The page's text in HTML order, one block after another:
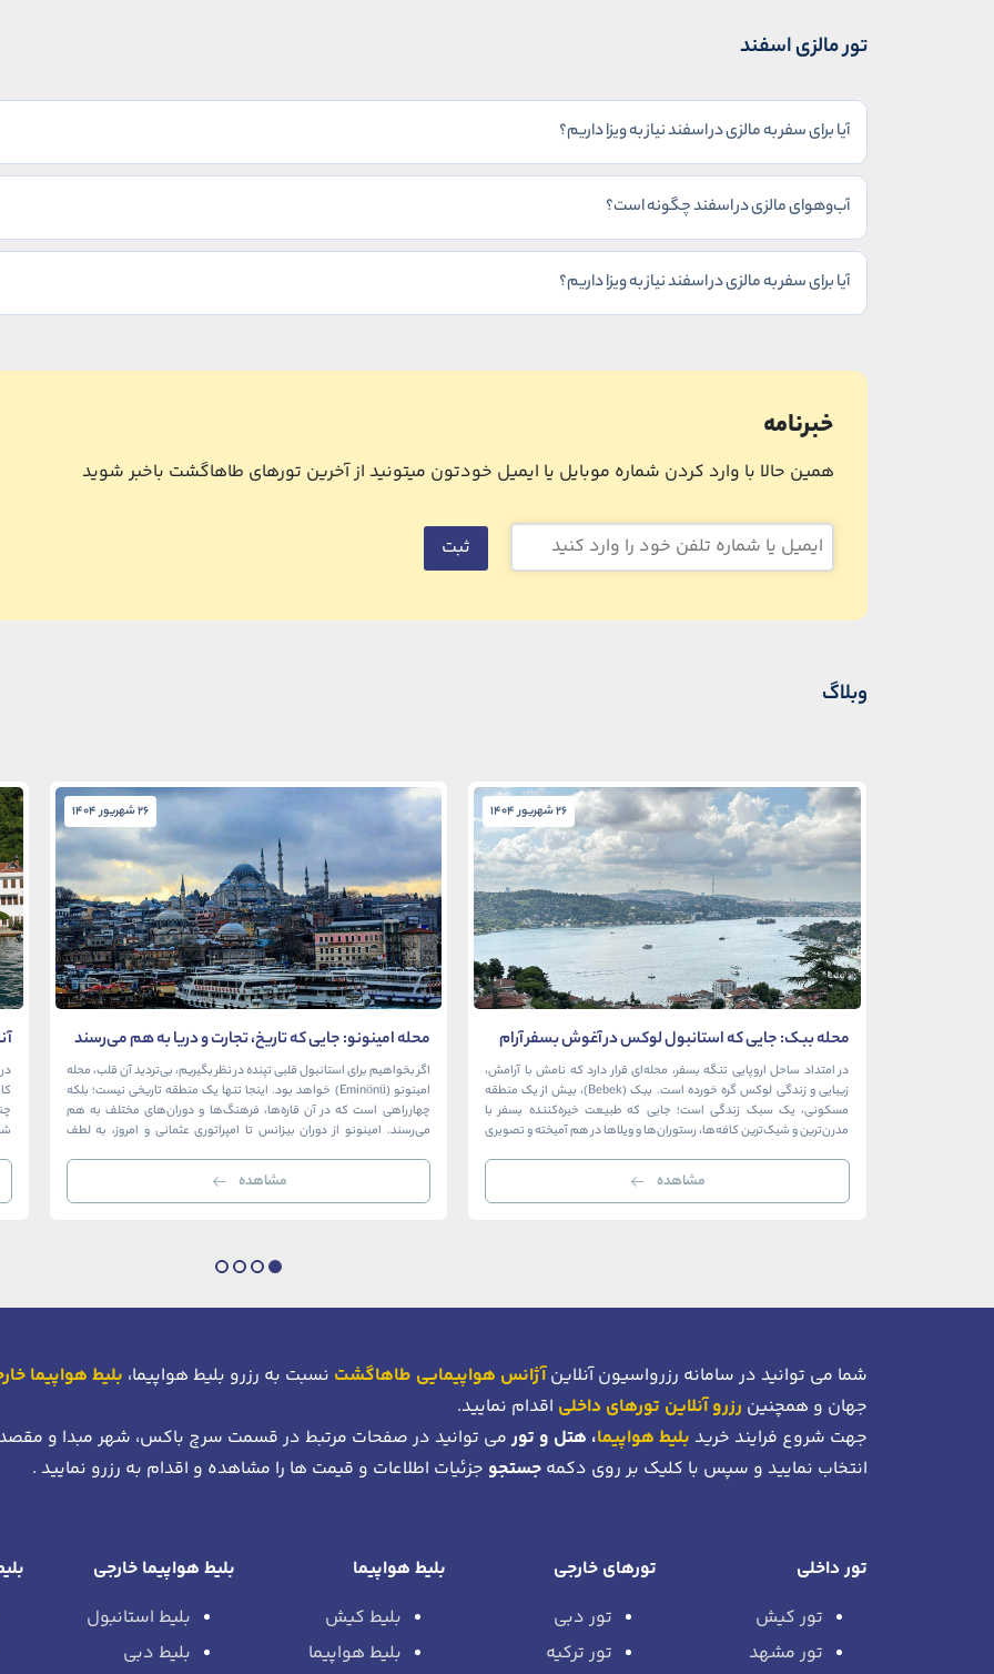
تور مالزی اسفند
آیا برای سفر به مالزی در اسفند نیاز به ویزا داریم؟
آب‌وهوای مالزی در اسفند چگونه است؟
آیا برای سفر به مالزی در اسفند نیاز به ویزا داریم؟
خبرنامه
همین حالا با وارد کردن شماره موبایل یا ایمیل خودتون میتونید از آخرین تورهای طاهاگشت باخبر شوید
ثبت
وبلاگ
26 شهریور 1404
محله ببک: جایی که استانبول لوکس در آغوش بسفر آرام
می‌گیرد
در امتداد ساحل اروپایی تنگه بسفر، محله‌ای قرار دارد که نامش با آرامش،
زیبایی و زندگی لوکس گره خورده است. ببک (Bebek)، بیش از یک منطقه
مسکونی، یک سبک زندگی است؛ جایی که طبیعت خیره‌کننده بسفر با
مدرن‌ترین و شیک‌ترین کافه‌ها، رستوران‌ها و ویلاها در هم آمیخته و تصویری
مشاهده
26 شهریور 1404
محله امینونو: جایی که تاریخ، تجارت و دریا به هم می‌رسند
اگر بخواهیم برای استانبول قلبی تپنده در نظر بگیریم، بی‌تردید آن قلب، محله
امینونو (Eminönü) خواهد بود. اینجا تنها یک منطقه تاریخی نیست؛ بلکه
چهارراهی است که در آن قاره‌ها، فرهنگ‌ها و دوران‌های مختلف به هم
می‌رسند. امینونو از دوران بیزانس تا امپراتوری عثمانی و امروز، به لطف
مشاهده
شما می توانید در سامانه رزرواسیون آنلاینآژانس هواپیمایی طاهاگشت نسبت به رزرو بلیط هواپیما، بلیط هواپیما
جهان و همچنین رزرو آنلاین تورهای داخلی اقدام نمایید.
جهت شروع فرایند خرید بلیط هواپیما، هتل و تورمی توانید در صفحات مرتبط در قسمت سرچ باکس، شهر مبدا و
انتخاب نمایید و سپس با کلیک بر روی دکمه جستجو جزئیات اطلاعات و قیمت ها را مشاهده و اقدام به رزرو نمایید .
تور داخلی
تور کیش
تور مشهد
تورهای خارجی
تور دبی
تور ترکیه
بلیط هواپیما
بلیط کیش
بلیط هواپیما
بلیط هواپیما خارجی
بلیط استانبول
بلیط دبی